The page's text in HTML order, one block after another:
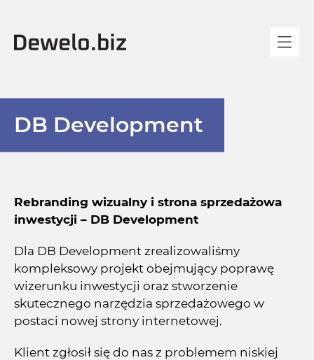
DB Development
Rebranding wizualny i strona sprzedażowa
inwestycji – DB Development
Dla DB Development zrealizowaliśmy
kompleksowy projekt obejmujący poprawę
wizerunku inwestycji oraz stworzenie
skutecznego narzędzia sprzedażowego w
postaci nowej strony internetowej.
Klient zgłosił się do nas z problemem niskiej